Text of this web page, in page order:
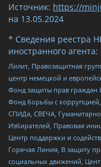
Источник: https://
на 13.05.2024
* Сведения реестра
иностранного агента:
Лилит, Правозащитная
центр немецкой и
Фонд защиты прав граждан
Фонд борьбы с
СПИДа, СВЕЧА,
Избирателей, Правовая
Центр поддержки и
Горячая Линия, В защиту
социальных движений,